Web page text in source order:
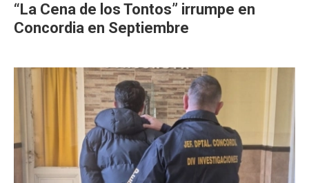
“La Cena de los Tontos” irrumpe en
Concordia en Septiembre